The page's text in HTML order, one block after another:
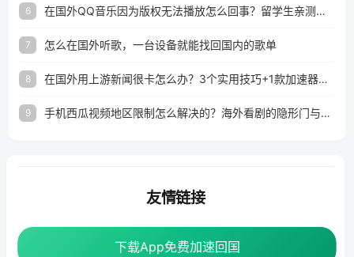
6 在国外QQ音乐因为版权无法播放怎么回事？留学生亲测有效的解决办法
7 怎么在国外听歌，一台设备就能找回国内的歌单
8 在国外用上游新闻很卡怎么办？3个实用技巧+1款加速器解决海外看国内内容难题
9 手机西瓜视频地区限制怎么解决的？海外看剧的隐形门与钥匙
下载App免费加速回国
下载App免费加速回国
友情链接